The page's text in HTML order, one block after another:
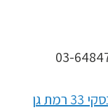
מגדלי התאומים 1 קומה 4 - ז'בוטינסקי 33 רמת גן